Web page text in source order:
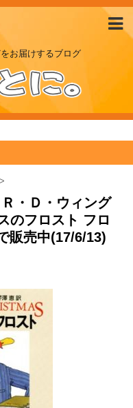
お届けするブログ
>
・Ｄ・ウィング
のフロスト フロ
販売中(17/6/13)